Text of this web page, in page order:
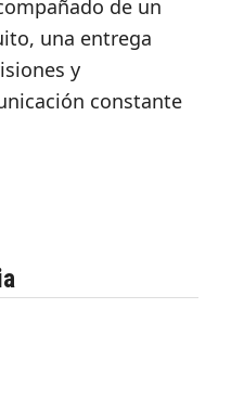
de un
una entrega
y
constante